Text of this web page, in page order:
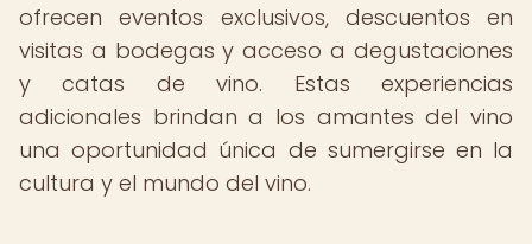
ofrecen eventos exclusivos, descuentos en
visitas a bodegas y acceso a degustaciones
y catas de vino. Estas experiencias
adicionales brindan a los amantes del vino
una oportunidad única de sumergirse en la
cultura y el mundo del vino.